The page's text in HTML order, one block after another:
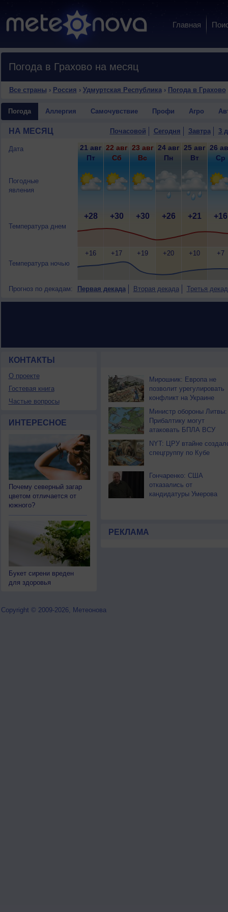
Главная
Погода в Грахово на месяц
Все страны › Россия › Удмуртская Республика› Погода в Грахово
Погода Аллергия Самочувствие Профи Агро
НА МЕСЯЦ Почасовой Сегодня Завтра 3
Дата
Погодные
явления
Температура днем
Температура ночью
21 авг
Пт
+28
+16
22 авг
Сб
+30
+17
23 авг
Вс
+30
+19
24 авг
Пн
+26
+20
25 авг
Вт
+21
+10
26
Ср
+16
+7
Прогноз по декадам: Первая декада Вторая декада Третья
КОНТАКТЫ
О проекте
Гостевая книга
Частые вопросы
ИНТЕРЕСНОЕ
Почему северный загар
цветом отличается от
южного?
Букет сирени вреден
для здоровья
НОВОСТИ ПАРТНЕРОВ
Мирошник: Европа не
позволит урегулировать
конфликт на Украине
Министр обороны Литвы:
Прибалтику могут
атаковать БПЛА ВСУ
NYT: ЦРУ втайне
спецгруппу по Кубе
Гончаренко: США
отказались от
кандидатуры Умерова
РЕКЛАМА
Copyright © 2009-2026, Метеонова